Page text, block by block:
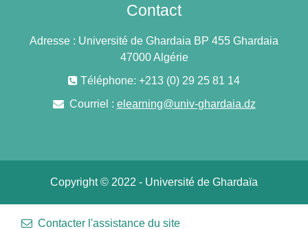
Contact
Adresse : Université de Ghardaia BP 455 Ghardaia
47000 Algérie
Téléphone: +213 (0) 29 25 81 14
Courriel : elearning@univ-ghardaia.dz
Copyright © 2022 - Université de Ghardaïa
Contacter l'assistance du site